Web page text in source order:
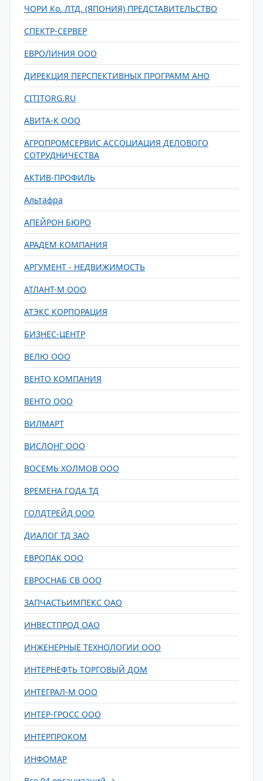
ЧОРИ Ко. ЛТД. (ЯПОНИЯ) ПРЕДСТАВИТЕЛЬСТВО
СПЕКТР-СЕРВЕР
ЕВРОЛИНИЯ ООО
ДИРЕКЦИЯ ПЕРСПЕКТИВНЫХ ПРОГРАММ АНО
CITITORG.RU
АВИТА-К ООО
АГРОПРОМСЕРВИС АССОЦИАЦИЯ ДЕЛОВОГО
СОТРУДНИЧЕСТВА
АКТИВ-ПРОФИЛЬ
Альтафра
АПЕЙРОН БЮРО
АРАДЕМ КОМПАНИЯ
АРГУМЕНТ - НЕДВИЖИМОСТЬ
АТЛАНТ-М ООО
АТЭКС КОРПОРАЦИЯ
БИЗНЕС-ЦЕНТР
ВЕЛЮ ООО
ВЕНТО КОМПАНИЯ
ВЕНТО ООО
ВИЛМАРТ
ВИСЛОНГ ООО
ВОСЕМЬ ХОЛМОВ ООО
ВРЕМЕНА ГОДА ТД
ГОЛДТРЕЙД ООО
ДИАЛОГ ТД ЗАО
ЕВРОПАК ООО
ЕВРОСНАБ СВ ООО
ЗАПЧАСТЬИМПЕКС ОАО
ИНВЕСТПРОД ОАО
ИНЖЕНЕРНЫЕ ТЕХНОЛОГИИ ООО
ИНТЕРНЕФТЬ ТОРГОВЫЙ ДОМ
ИНТЕГРАЛ-М ООО
ИНТЕР-ГРОСС ООО
ИНТЕРПРОКОМ
ИНФОМАР